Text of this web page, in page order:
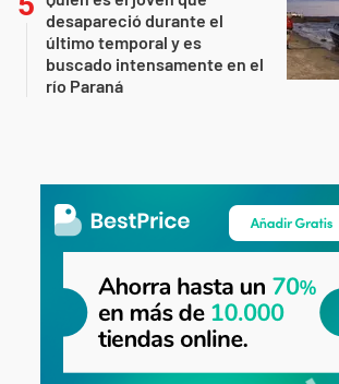
desapareció durante el
último temporal y es
buscado intensamente en el
río Paraná